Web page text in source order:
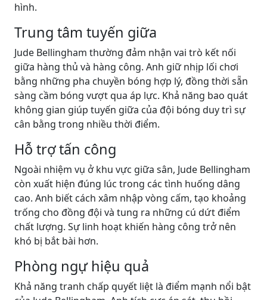
hình.
Trung tâm tuyến giữa
Jude Bellingham thường đảm nhận vai trò kết nối
giữa hàng thủ và hàng công. Anh giữ nhịp lối chơi
bằng những pha chuyền bóng hợp lý, đồng thời sẵn
sàng cầm bóng vượt qua áp lực. Khả năng bao quát
không gian giúp tuyến giữa của đội bóng duy trì sự
cân bằng trong nhiều thời điểm.
Hỗ trợ tấn công
Ngoài nhiệm vụ ở khu vực giữa sân, Jude Bellingham
còn xuất hiện đúng lúc trong các tình huống dâng
cao. Anh biết cách xâm nhập vòng cấm, tạo khoảng
trống cho đồng đội và tung ra những cú dứt điểm
chất lượng. Sự linh hoạt khiến hàng công trở nên
khó bị bắt bài hơn.
Phòng ngự hiệu quả
Khả năng tranh chấp quyết liệt là điểm mạnh nổi bật